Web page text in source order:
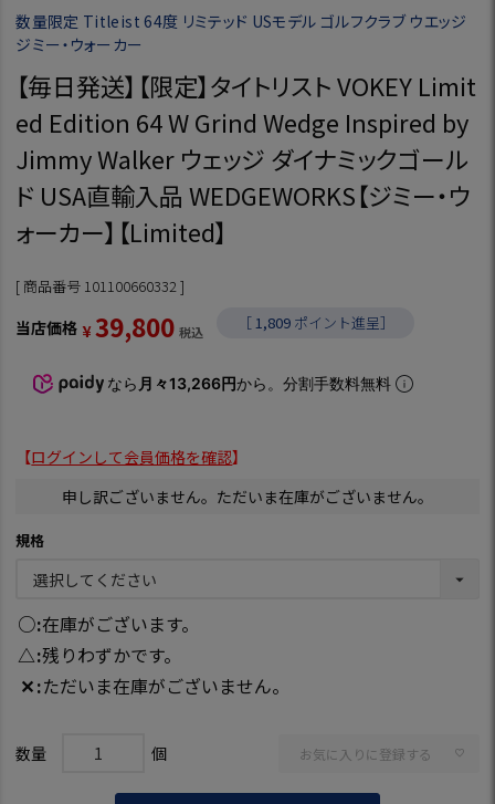
数量限定 Titleist 64度 リミテッド USモデル ゴルフクラブ ウエッジ
ジミー・ウォーカー
【毎日発送】【限定】タイトリスト VOKEY Limit
ed Edition 64 W Grind Wedge Inspired by
Jimmy Walker ウェッジ ダイナミックゴール
ド USA直輸入品 WEDGEWORKS【ジミー・ウ
ォーカー】【Limited】
商品番号 101100660332
当店価格 ¥39,800 税込 ［1,809 ポイント進呈］
なら 月々13,266円から。分割手数料無料
【ログインして会員価格を確認】
申し訳ございません。ただいま在庫がございません。
規格
○ 在庫がございます。
△ 残りわずかです。
✕ ただいま在庫がございません。
お気に入りに登録する